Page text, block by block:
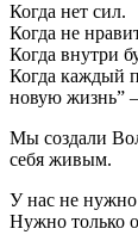
Когда нет сил.
Когда не
Когда внутри
Когда каждый
новую жизнь”
Мы создали
себя живым.
У нас не нужно
Нужно только